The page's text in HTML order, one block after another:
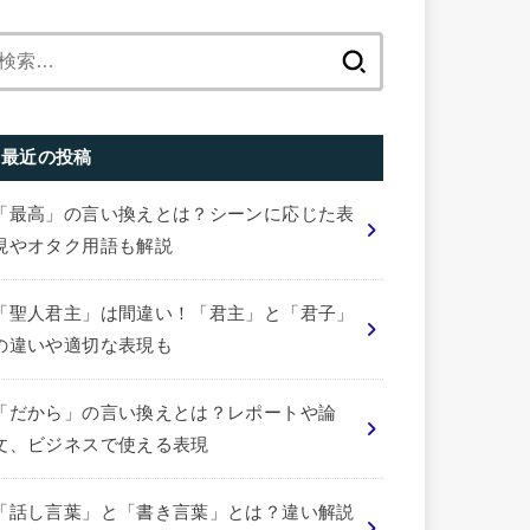
最近の投稿
最高」の言い換えとは？シーンに応じた表
やオタク用語も解説
聖人君主」は間違い！「君主」と「君子」
違いや適切な表現も
だから」の言い換えとは？レポートや論
、ビジネスで使える表現
話し言葉」と「書き言葉」とは？違い解説